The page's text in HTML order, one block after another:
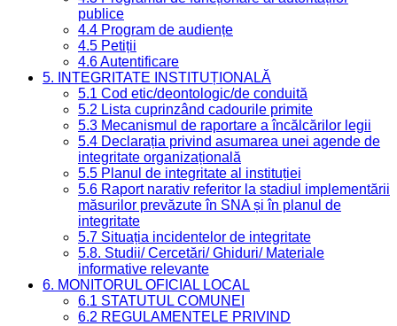
publice
4.4 Program de audiențe
4.5 Petiții
4.6 Autentificare
5. INTEGRITATE INSTITUȚIONALĂ
5.1 Cod etic/deontologic/de conduită
5.2 Lista cuprinzând cadourile primite
5.3 Mecanismul de raportare a încălcărilor legii
5.4 Declarația privind asumarea unei agende de
integritate organizațională
5.5 Planul de integritate al instituției
5.6 Raport narativ referitor la stadiul implementării
măsurilor prevăzute în SNA și în planul de
integritate
5.7 Situația incidentelor de integritate
5.8. Studii/ Cercetări/ Ghiduri/ Materiale
informative relevante
6. MONITORUL OFICIAL LOCAL
6.1 STATUTUL COMUNEI
6.2 REGULAMENTELE PRIVIND